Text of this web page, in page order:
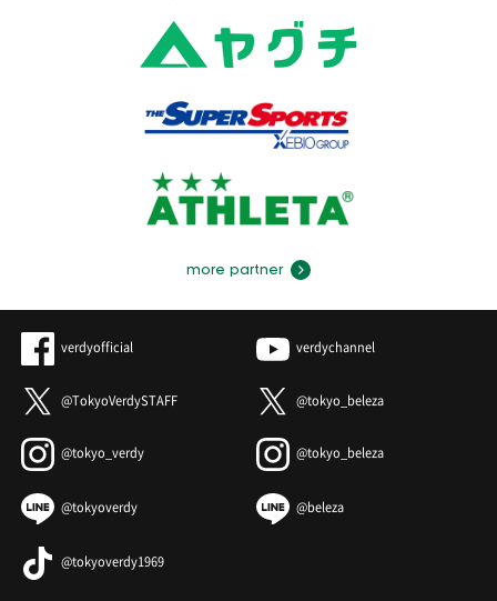
more partner
verdyofficial verdychannel
@TokyoVerdySTAFF @tokyo_beleza
@tokyo_verdy @tokyo_beleza
@tokyoverdy @beleza
@tokyoverdy1969